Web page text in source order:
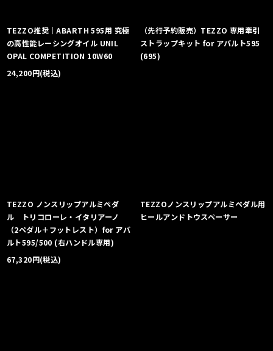
TEZZO推奨｜ABARTH 595用 究極
の高性能レーシングオイル UNIL
OPAL COMPETITION 10W60
24,200円(税込)
（先行予約販売）TEZZO 専用牽引
ストラップキット for アバルト595
(695)
TEZZO ノンスリップアルミペダ
ル トリコローレ・イタリアーノ
（2ペダル＋フットレスト）for アバ
ルト595/500 (右ハンドル専用)
67,320円(税込)
TEZZOノンスリップアルミペダル用
ヒールアンドトウスペーサー